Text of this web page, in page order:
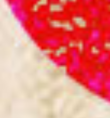
Kanaleneiland leest!
Wijkfestival